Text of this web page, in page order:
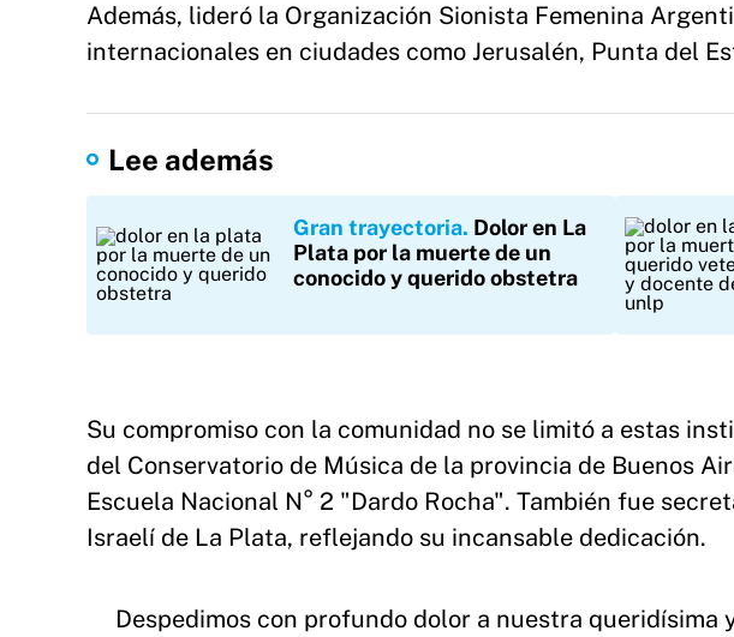
Además, lideró la Organización Sionista Femenina
internacionales en ciudades como Jerusalén, Punta del
Lee además
Gran trayectoria Dolor en La
Plata por la muerte de un
conocido y querido obstetra
Su compromiso con la comunidad no se limitó a estas
del Conservatorio de Música de la provincia de Buenos
Escuela Nacional N° 2 "Dardo Rocha". También fue
Israelí de La Plata, reflejando su incansable dedicación.
Despedimos con profundo dolor a nuestra queridísima